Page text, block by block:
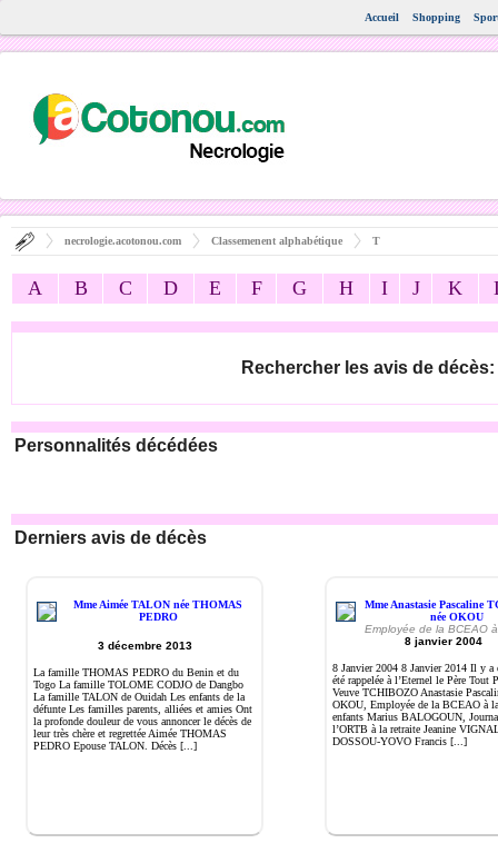
Accueil Shopping
necrologie.acotonou.com Classemenent alphabétique T
A B C D E F G H I J K
Rechercher les avis de décès:
Personnalités décédées
Derniers avis de décès
Mme Aimée TALON née THOMAS
PEDRO
3 décembre 2013
La famille THOMAS PEDRO du Benin et du
Togo La famille TOLOME CODJO de Dangbo
La famille TALON de Ouidah Les enfants de la
défunte Les familles parents, alliées et amies Ont
la profonde douleur de vous annoncer le décès de
leur très chère et regrettée Aimée THOMAS
PEDRO Epouse TALON. Décès [...]
Mme Anastasie Pascaline
née OKOU
Employée de la BCEAO
8 janvier 2004
8 Janvier 2004 8 Janvier 2014 Il y a
été rappelée à l’Eternel le Père Tout
Veuve TCHIBOZO Anastasie
OKOU, Employée de la BCEAO à
enfants Marius BALOGOUN,
l’ORTB à la retraite Jeanine
DOSSOU-YOVO Francis [...]